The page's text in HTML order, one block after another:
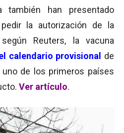
han presentado
la autorización de la
Reuters, la vacuna
calendario provisional
de
uno de los primeros países
Ver artículo.